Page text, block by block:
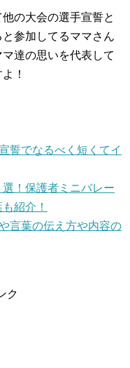
の大会の選手宣誓と
参加してるママさん
達の思いを代表して
！
誓でなるべく短くてイ
！保護者ミニバレー
紹介！
言葉の伝え方や内容の
ク